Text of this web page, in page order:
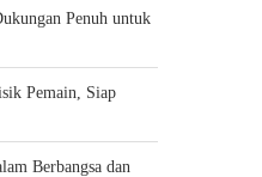
Penuh untuk
Pemain, Siap
Berbangsa dan